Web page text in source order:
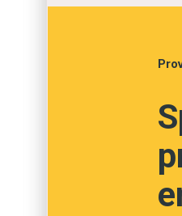
fallet att skälen